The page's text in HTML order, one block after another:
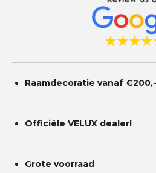
e
n
Raamdecoratie vanaf
Officiële VELUX dealer!
Grote voorraad